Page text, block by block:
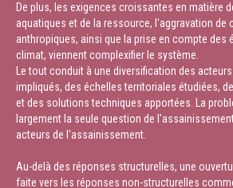
De plus, les exigences croissantes en matière
aquatiques et de la ressource, l'aggravation de
anthropiques, ainsi que la prise en compte des
climat, viennent complexifier le système.
Le tout conduit à une diversification des
impliqués, des échelles territoriales étudiées,
et des solutions techniques apportées. La
largement la seule question de
acteurs de l'assainissement.
Au-delà des réponses structurelles, une
faite vers les réponses non-structurelles